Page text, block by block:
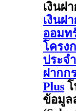
เงินฝ
เงินฝ
ออมท
โครง
ประจำ
ฝากก
Plus
ข้อมู